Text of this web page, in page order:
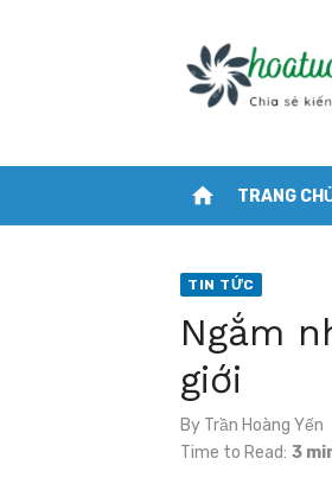
home TRANG
TIN TỨC
Ngắm
giới
By Trần Hoàng Yến
Time to Read: 3